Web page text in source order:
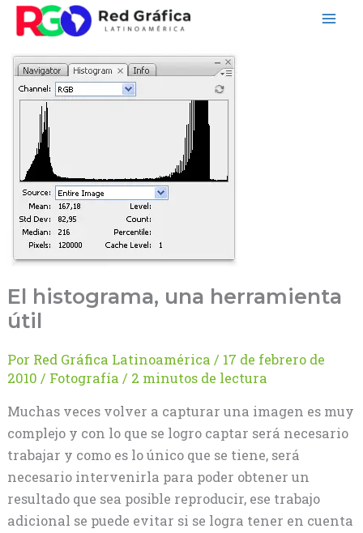
contenido
El histograma, una herramienta
útil
Por Red Gráfica Latinoamérica / 17 de febrero de
2010 / Fotografía / 2 minutos de lectura
Muchas veces volver a capturar una imagen es muy
complejo y con lo que se logro captar será necesario
trabajar y como es lo único que se tiene, será
necesario intervenirla para poder obtener un
resultado que sea posible reproducir, ese trabajo
adicional se puede evitar si se logra tener en cuenta